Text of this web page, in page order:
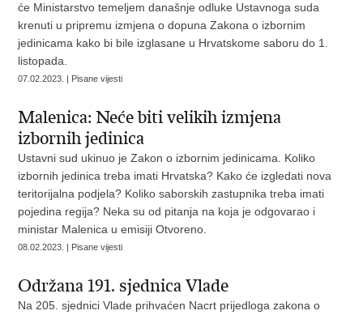
će Ministarstvo temeljem današnje odluke Ustavnoga suda
krenuti u pripremu izmjena o dopuna Zakona o izbornim
jedinicama kako bi bile izglasane u Hrvatskome saboru do 1.
listopada.
07.02.2023. | Pisane vijesti
Malenica: Neće biti velikih izmjena
izbornih jedinica
Ustavni sud ukinuo je Zakon o izbornim jedinicama. Koliko
izbornih jedinica treba imati Hrvatska? Kako će izgledati nova
teritorijalna podjela? Koliko saborskih zastupnika treba imati
pojedina regija? Neka su od pitanja na koja je odgovarao i
ministar Malenica u emisiji Otvoreno.
08.02.2023. | Pisane vijesti
Održana 191. sjednica Vlade
Na 205. sjednici Vlade prihvaćen Nacrt prijedloga zakona o